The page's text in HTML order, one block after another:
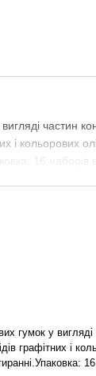
частин
і кольорових
16 наборів в
гумок у
графітних і
16